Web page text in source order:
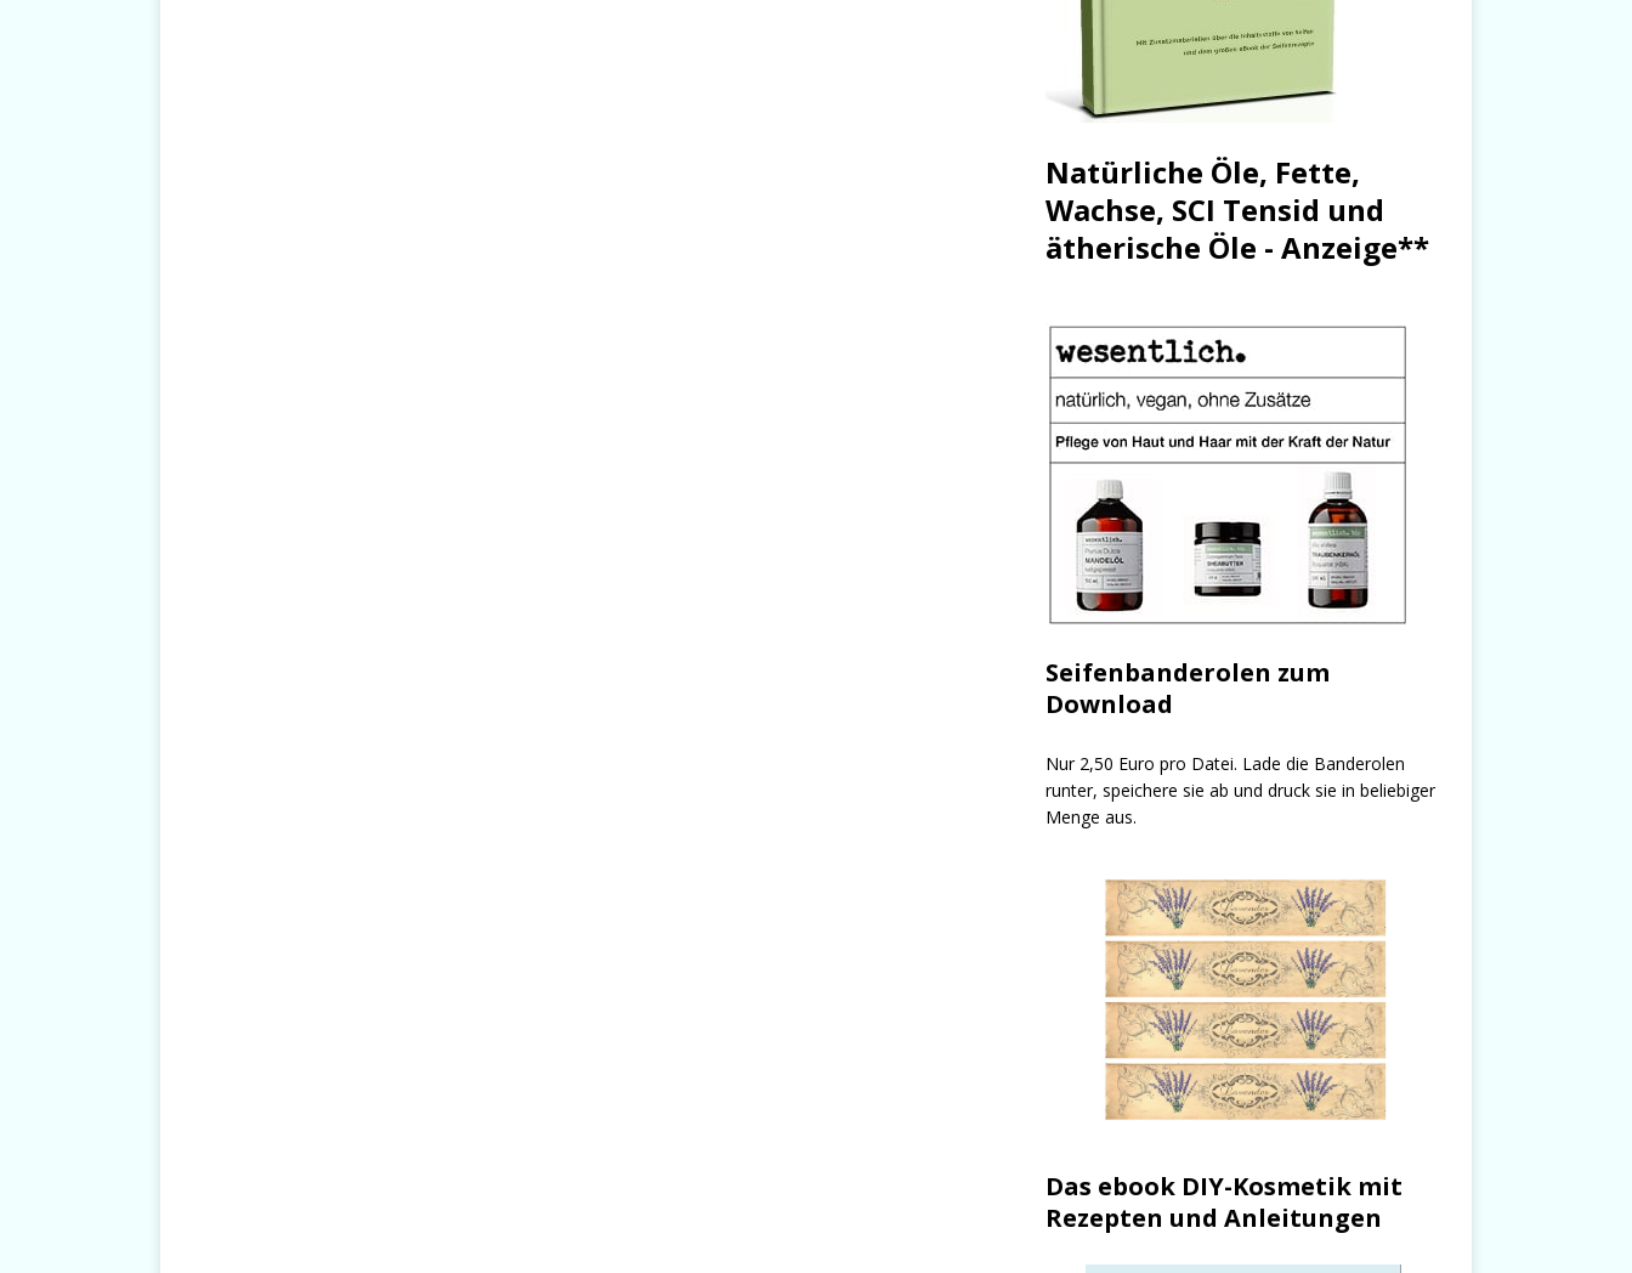
Natürliche Öle, Fette,
Wachse, SCI Tensid und
ätherische Öle - Anzeige**
Seifenbanderolen zum
Download
Nur 2,50 Euro pro Datei. Lade die Banderolen
runter, speichere sie ab und druck sie in beliebiger
Menge aus.
Das ebook DIY-Kosmetik mit
Rezepten und Anleitungen